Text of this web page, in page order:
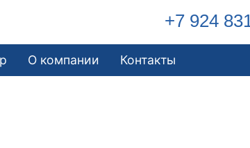
+7 924
О компании Контакты